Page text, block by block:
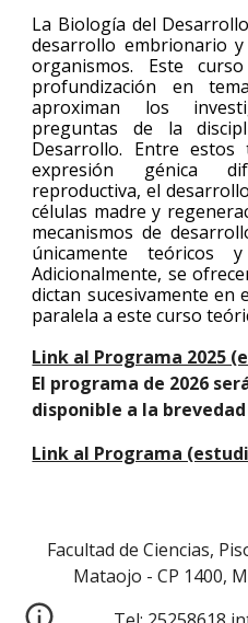
La Biología del
desarrollo embrionario
organismos. Este
profundización en
aproximan los
preguntas de la
Desarrollo. Entre
expresión génica
reproductiva, el
células madre y
mecanismos de
únicamente teóricos
Adicionalmente, se
dictan sucesivamente en
paralela a este curso
Link al Programa 2025
El programa de 2026
disponible a la brevedad
Link al Programa
Facultad de Ciencias,
Mataojo - CP 1400,